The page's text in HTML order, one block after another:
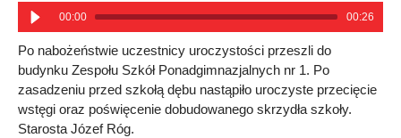
00:00 00:26
Po nabożeństwie uczestnicy uroczystości przeszli do
budynku Zespołu Szkół Ponadgimnazjalnych nr 1. Po
zasadzeniu przed szkołą dębu nastąpiło uroczyste przecięcie
wstęgi oraz poświęcenie dobudowanego skrzydła szkoły.
Starosta Józef Róg.